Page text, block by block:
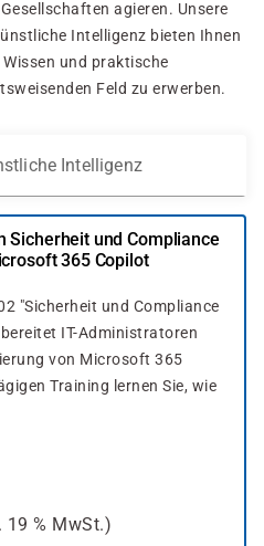
agieren. Unsere
Intelligenz bieten Ihnen
und praktische
Feld zu erwerben.
Intelligenz
Sicherheit und Compliance
365 Copilot
"Sicherheit und Compliance
IT-Administratoren
von Microsoft 365
Training lernen Sie, wie
19 % MwSt.)